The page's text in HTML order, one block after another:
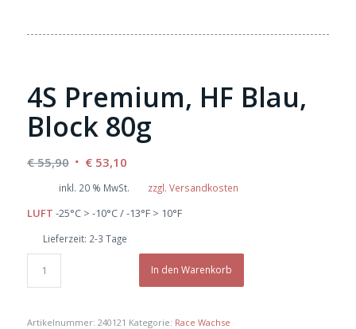
4S Premium, HF Blau,
Block 80g
€55,90 Ursprünglicher
Preis
€ 55,90
€53,10Aktueller
€ 53,10.
inkl. 20 % MwSt. zzgl. Versandkosten
LUFT -25°C > -10°C / -13°F > 10°F
Lieferzeit: 2-3 Tage
In den Warenkorb
Artikelnummer: 240121 Kategorie: Race Wachse